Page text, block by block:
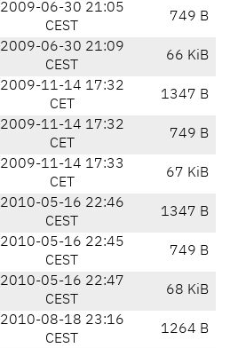
2009-06-30 21:05
CEST
749 B
2009-06-30 21:09
CEST
66 KiB
2009-11-14 17:32
CET
1347 B
2009-11-14 17:32
CET
749 B
2009-11-14 17:33
CET
67 KiB
2010-05-16 22:46
CEST
1347 B
2010-05-16 22:45
CEST
749 B
2010-05-16 22:47
CEST
68 KiB
2010-08-18 23:16
CEST
1264 B